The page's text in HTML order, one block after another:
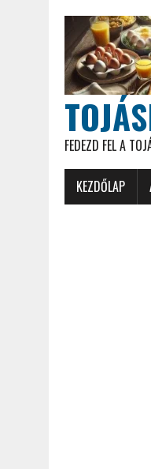
FEDEZD FEL A
KEZDŐLAP